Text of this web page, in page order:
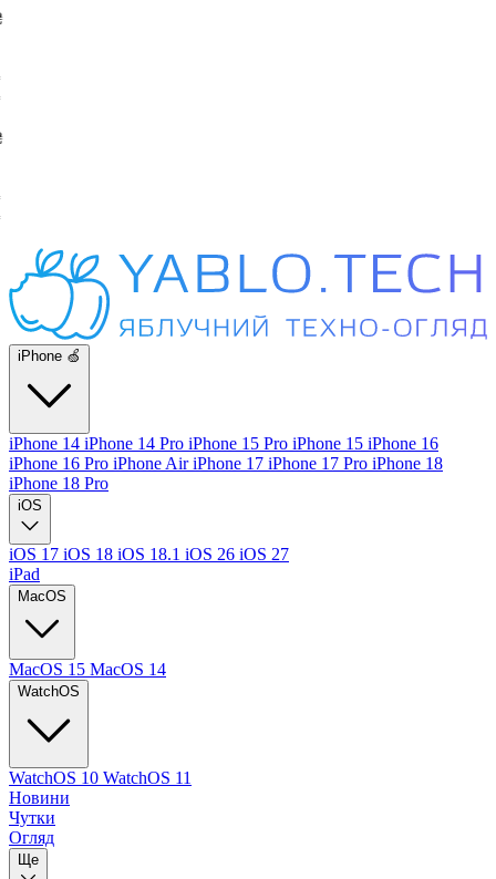
iPhone 🍏
iPhone 14 iPhone 14 Pro iPhone 15 Pro iPhone 15 iPhone 16
iPhone 16 Pro iPhone AiriPhone 17 iPhone 17 Pro iPhone 18
iPhone 18 Pro
iOS
iOS 17 iOS 18 iOS 18.1 iOS 26 iOS 27
iPad
MacOS
MacOS 15 MacOS 14
WatchOS
WatchOS 10 WatchOS 11
Новини
Чутки
Огляд
Ще